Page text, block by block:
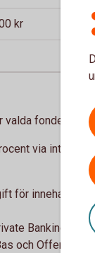
kr
fonder
via
för innehav
Banking-
och Offensiv